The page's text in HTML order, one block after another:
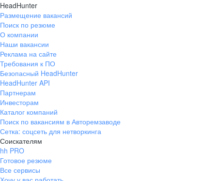
HeadHunter
Размещение вакансий
Поиск по резюме
О компании
Наши вакансии
Реклама на сайте
Требования к ПО
Безопасный HeadHunter
HeadHunter API
Партнерам
Инвесторам
Каталог компаний
Поиск по вакансиям в Авторемзаводе
Сетка: соцсеть для нетворкинга
Соискателям
hh PRO
Готовое резюме
Все сервисы